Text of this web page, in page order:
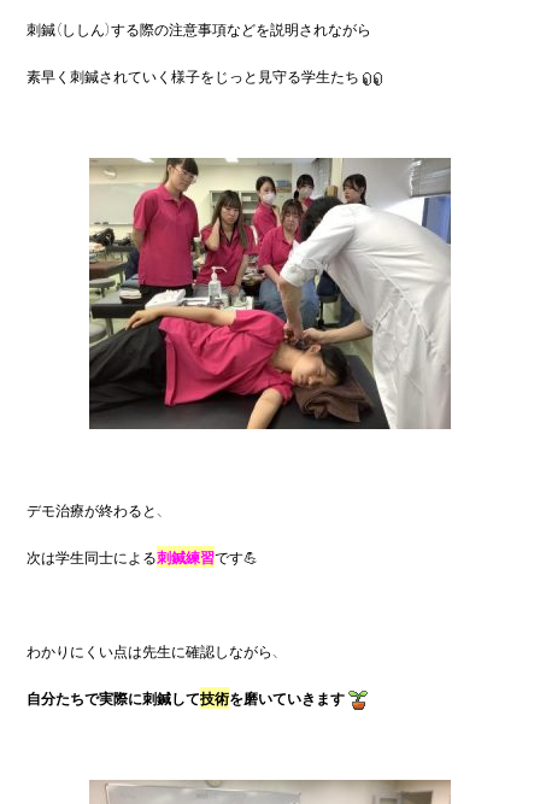
刺鍼（ししん）する際の注意事項などを説明されながら
素早く刺鍼されていく様子をじっと見守る学生たち
デモ治療が終わると、
次は学生同士による刺鍼練習です💪
わかりにくい点は先生に確認しながら、
自分たちで実際に刺鍼して技術を磨いていきます